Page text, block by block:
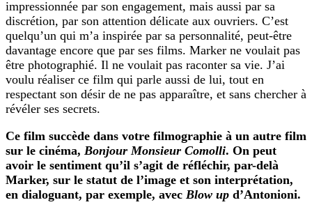
impressionnée par son engagement, mais aussi par sa
discrétion, par son attention délicate aux ouvriers. C’est
quelqu’un qui m’a inspirée par sa personnalité, peut-être
davantage encore que par ses films. Marker ne voulait pas
être photographié. Il ne voulait pas raconter sa vie. J’ai
voulu réaliser ce film qui parle aussi de lui, tout en
respectant son désir de ne pas apparaître, et sans chercher à
révéler ses secrets.
Ce film succède dans votre filmographie à un autre film
sur le cinéma, Bonjour Monsieur Comolli. On peut
avoir le sentiment qu’il s’agit de réfléchir, par-delà
Marker, sur le statut de l’image et son interprétation,
en dialoguant, par exemple, avec Blow up d’Antonioni.